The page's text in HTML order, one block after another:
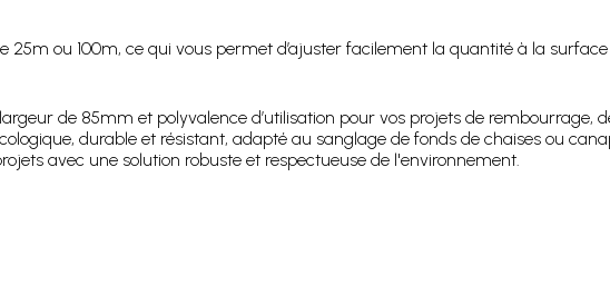
ou 100m, ce qui vous permet d’ajuster facilement la quantité à la
de 85mm et polyvalence d’utilisation pour vos projets de rembourrage,
durable et résistant, adapté au sanglage de fonds de chaises ou
avec une solution robuste et respectueuse de l'environnement.